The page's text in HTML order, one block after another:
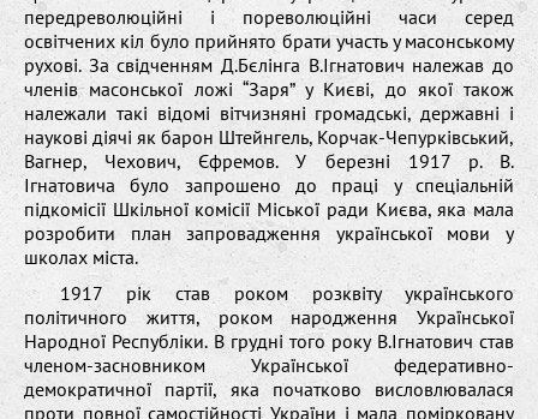
передреволюційні і пореволюційні часи серед
освітчених кіл було прийнято брати участь у масонському
рухові. За свідченням Д.Бєлінга В.Ігнатович належав до
членів масонської ложі “Заря” у Києві, до якої також
належали такі відомі вітчизняні громадські, державні і
наукові діячі як барон Штейнгель, Корчак-Чепурківський,
Вагнер, Чехович, Єфремов. У березні 1917 р. В.
Ігнатовича було запрошено до праці у спеціальній
підкомісії Шкільної комісії Міської ради Києва, яка мала
розробити план запровадження української мови у
школах міста.
1917 рік став роком розквіту українського
політичного життя, роком народження Української
Народної Республіки. В грудні того року В.Ігнатович став
членом-засновником Української федеративно-
демократичної партії, яка початково висловлювалася
проти повної самостійності України і мала помірковану